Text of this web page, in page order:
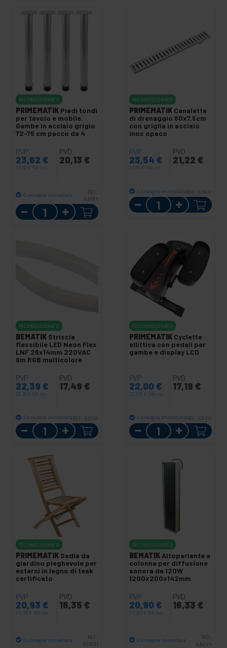
RICONDIZIONATO
PRIMEMATIK Piedi tondi
per tavolo e mobile.
Gambe in acciaio grigio
72-75 cm pacco da 4
PVP
23,62 €
23,62 € IVA inc.
PVD
20,13 €
Consegna immediata
REF:
SA983
Quantità
RICONDIZIONATO
PRIMEMATIK Canaletta
di drenaggio 60x7,5cm
con griglia in acciaio
inox opaco
PVP
23,54 €
23,54 € IVA inc.
PVD
21,22 €
Consegna immediataREF: S0941
Quantità
RICONDIZIONATO
BEMATIK Striscia
flessibile LED Neon Flex
LNF 26x14mm 220VAC
9m RGB multicolore
PVP
22,39 €
22,39 € IVA inc.
PVD
17,49 €
Consegna immediataREF: S1066
Quantità
RICONDIZIONATO
PRIMEMATIK Cyclette
ellittica con pedali per
gambe e display LCD
PVP
22,00 €
22,00 € IVA inc.
PVD
17,19 €
Consegna immediataREF: S0311
Quantità
RICONDIZIONATO
PRIMEMATIK Sedia da
giardino pieghevole per
esterni in legno di teak
certificato
PVP
20,93 €
20,93 € IVA inc.
PVD
16,35 €
Consegna immediata
REF:
S0531
RICONDIZIONATO
BEMATIK Altoparlante a
colonna per diffusione
sonora da 120W
1200x200x142mm
PVP
20,90 €
20,90 € IVA inc.
PVD
16,33 €
Consegna immediata
REF:
SA0V4